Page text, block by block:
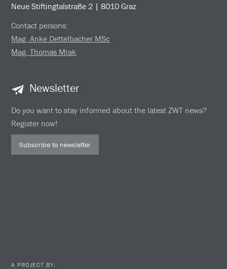
Neue Stiftingtalstraße 2 | 8010 Graz
Contact persons:
Mag. Anke Dettelbacher MSc
Mag. Thomas Mrak
Newsletter
Do you want to stay informed about the latest ZWT news?
Register now!
Subscribe to newsletter
A PROJECT BY: